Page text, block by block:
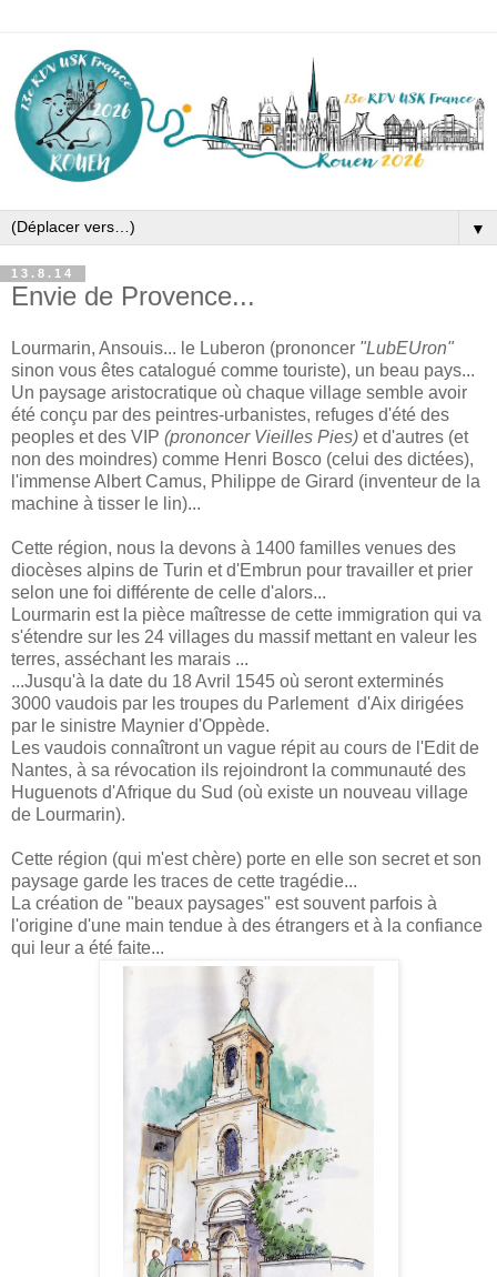
▼
13.8.14
Envie de Provence...
Lourmarin, Ansouis... le Luberon (prononcer "LubEUron"
sinon vous êtes catalogué comme touriste), un beau pays...
Un paysage aristocratique où chaque village semble avoir
été conçu par des peintres-urbanistes, refuges d'été des
peoples et des VIP (prononcer Vieilles Pies) et d'autres (et
non des moindres) comme Henri Bosco (celui des dictées),
l'immense Albert Camus, Philippe de Girard (inventeur de la
machine à tisser le lin)...
Cette région, nous la devons à 1400 familles venues des
diocèses alpins de Turin et d'Embrun pour travailler et prier
selon une foi différente de celle d'alors...
Lourmarin est la pièce maîtresse de cette immigration qui va
s'étendre sur les 24 villages du massif mettant en valeur les
terres, asséchant les marais ...
...Jusqu'à la date du 18 Avril 1545 où seront exterminés
3000 vaudois par les troupes du Parlement d'Aix dirigées
par le sinistre Maynier d'Oppède.
Les vaudois connaîtront un vague répit au cours de l'Edit de
Nantes, à sa révocation ils rejoindront la communauté des
Huguenots d'Afrique du Sud (où existe un nouveau village
de Lourmarin).
Cette région (qui m'est chère) porte en elle son secret et son
paysage garde les traces de cette tragédie...
La création de "beaux paysages" est souvent parfois à
l'origine d'une main tendue à des étrangers et à la confiance
qui leur a été faite...